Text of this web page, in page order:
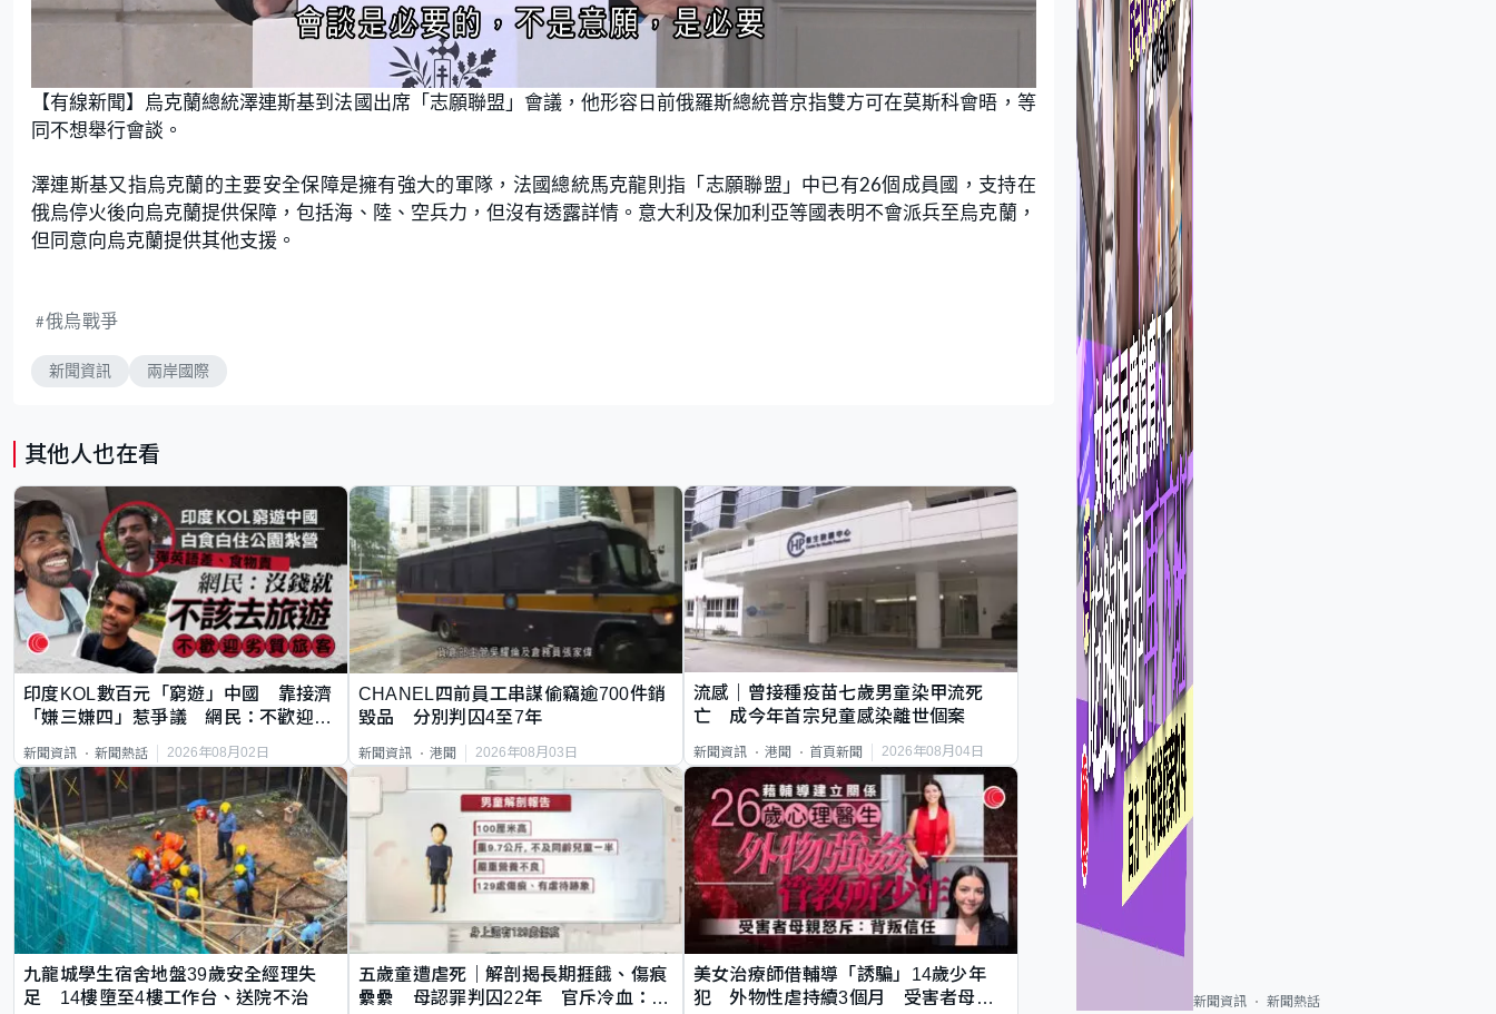
U
n
m
u
t
e
a
d
4
7
%
【有線新聞】烏克蘭總統澤連斯基到法國出席「志願聯盟」會議，他形容日前俄羅斯總統普京指雙方可在莫斯科會晤，等
同不想舉行會談。
澤連斯基又指烏克蘭的主要安全保障是擁有強大的軍隊，法國總統馬克龍則指「志願聯盟」中已有26個成員國，支持在
俄烏停火後向烏克蘭提供保障，包括海、陸、空兵力，但沒有透露詳情。意大利及保加利亞等國表明不會派兵至烏克蘭，
但同意向烏克蘭提供其他支援。
俄烏戰爭
新聞資訊 兩岸國際
其他人也在看
印度KOL數百元「窮遊」中國 靠接濟
「嫌三嫌四」惹爭議 網民：不歡迎劣
新聞資訊 新聞熱話 2026年08月02日
CHANEL四前員工串謀偷竊逾700件銷
毀品 分別判囚4至7年
新聞資訊 港聞 2026年08月03日
流感｜曾接種疫苗七歲男童染甲流死
亡 成今年首宗兒童感染離世個案
新聞資訊 港聞 首頁新聞 2026年08月04日
九龍城學生宿舍地盤39歲安全經理失
足 14樓墮至4樓工作台、送院不治
五歲童遭虐死｜解剖揭長期捱餓、傷痕
纍纍 母認罪判囚22年 官斥冷血：同
美女治療師借輔導「誘騙」14歲少年
犯 外物性虐持續3個月 受害者母：
新聞資訊 新聞熱話